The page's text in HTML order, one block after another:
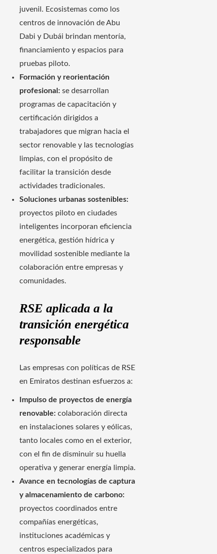
juvenil. Ecosistemas como los
centros de innovación de Abu
Dabi y Dubái brindan mentoría,
financiamiento y espacios para
pruebas piloto.
Formación y reorientación
profesional: se desarrollan
programas de capacitación y
certificación dirigidos a
trabajadores que migran hacia el
sector renovable y las tecnologías
limpias, con el propósito de
facilitar la transición desde
actividades tradicionales.
Soluciones urbanas sostenibles:
proyectos piloto en ciudades
inteligentes incorporan eficiencia
energética, gestión hídrica y
movilidad sostenible mediante la
colaboración entre empresas y
comunidades.
RSE aplicada a la
transición energética
responsable
Las empresas con políticas de RSE
en Emiratos destinan esfuerzos a:
Impulso de proyectos de energía
renovable: colaboración directa
en instalaciones solares y eólicas,
tanto locales como en el exterior,
con el fin de disminuir su huella
operativa y generar energía limpia.
Avance en tecnologías de captura
y almacenamiento de carbono:
proyectos coordinados entre
compañías energéticas,
instituciones académicas y
centros especializados para